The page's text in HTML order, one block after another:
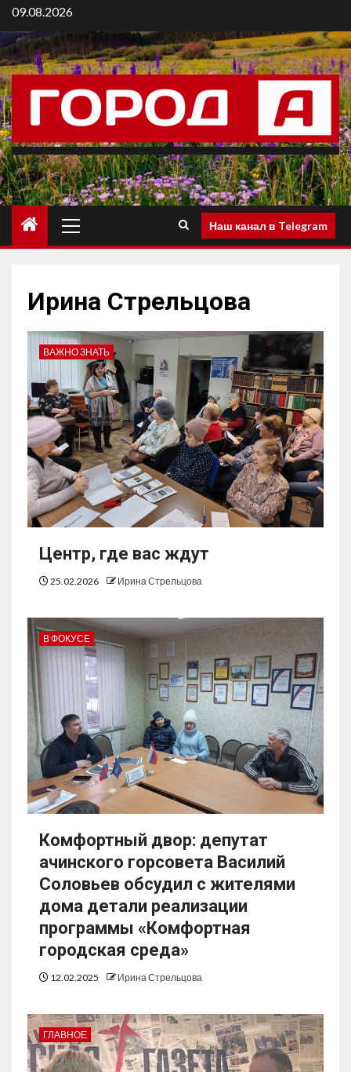
09.08.2026
Наш канал в Telegram
Ирина Стрельцова
ВАЖНО ЗНАТЬ
Центр, где вас ждут
25.02.2026 Ирина Стрельцова
В ФОКУСЕ
Комфортный двор: депутат
ачинского горсовета Василий
Соловьев обсудил с жителями
дома детали реализации
программы «Комфортная
городская среда»
12.02.2025 Ирина Стрельцова
ГЛАВНОЕ